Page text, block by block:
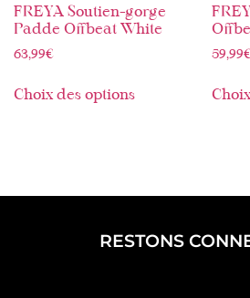
FREYA Soutien-gorge
Padde Offbeat White
63,99€
Choix des options
59,99
RESTONS